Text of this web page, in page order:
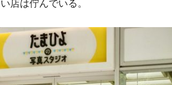
店は佇んでいる。